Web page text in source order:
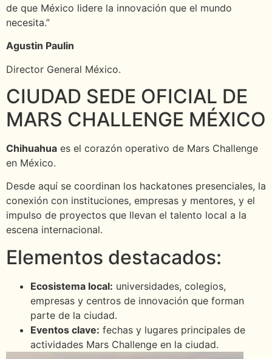
de que México lidere la innovación que el mundo
necesita.”
Agustin Paulin
Director General México.
CIUDAD SEDE OFICIAL DE
MARS CHALLENGE MÉXICO
Chihuahua es el corazón operativo de Mars Challenge
en México.
Desde aquí se coordinan los hackatones presenciales, la
conexión con instituciones, empresas y mentores, y el
impulso de proyectos que llevan el talento local a la
escena internacional.
Elementos destacados:
Ecosistema local: universidades, colegios,
empresas y centros de innovación que forman
parte de la ciudad.
Eventos clave: fechas y lugares principales de
actividades Mars Challenge en la ciudad.